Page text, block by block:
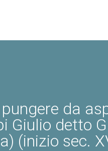
da
Giulio detto
(inizio sec.